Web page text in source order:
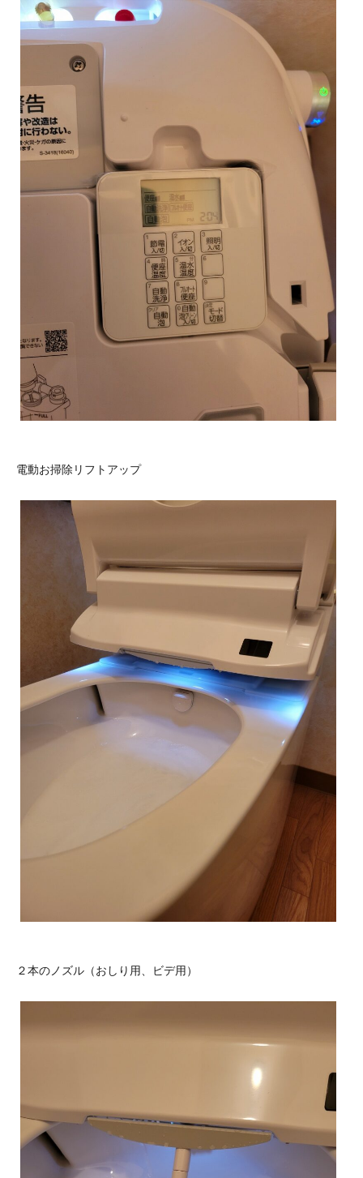
電動お掃除リフトアップ
２本のノズル（おしり用、ビデ用）